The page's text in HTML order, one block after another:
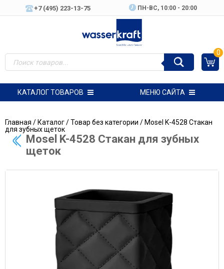
+7 (495) 223-13-75 ПН-ВC, 10:00 - 20:00
0
КАТАЛОГ ТОВАРОВ МЕНЮ САЙТА
Главная /Каталог/Товар без категории / Mosel K-4528 Стакан
для зубных щеток
Mosel K-4528 Стакан для зубных
щеток